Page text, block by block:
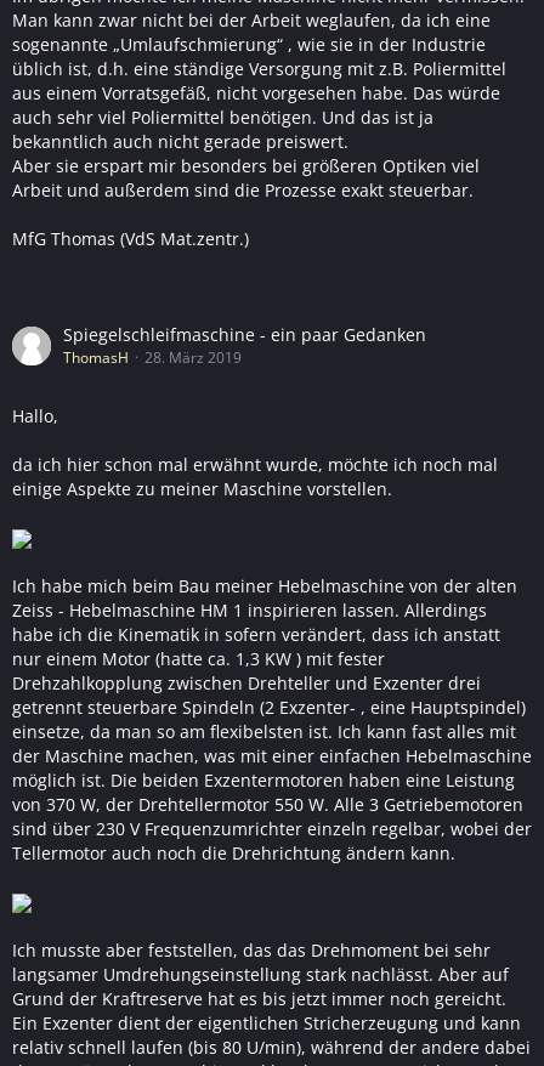
Man kann zwar nicht bei der Arbeit weglaufen, da ich eine
sogenannte „Umlaufschmierung“ , wie sie in der Industrie
üblich ist, d.h. eine ständige Versorgung mit z.B. Poliermittel
aus einem Vorratsgefäß, nicht vorgesehen habe. Das würde
auch sehr viel Poliermittel benötigen. Und das ist ja
bekanntlich auch nicht gerade preiswert.
Aber sie erspart mir besonders bei größeren Optiken viel
Arbeit und außerdem sind die Prozesse exakt steuerbar.
MfG Thomas (VdS Mat.zentr.)
Spiegelschleifmaschine - ein paar Gedanken
ThomasH 28. März 2019
Hallo,
da ich hier schon mal erwähnt wurde, möchte ich noch mal
einige Aspekte zu meiner Maschine vorstellen.
Ich habe mich beim Bau meiner Hebelmaschine von der alten
Zeiss - Hebelmaschine HM 1 inspirieren lassen. Allerdings
habe ich die Kinematik in sofern verändert, dass ich anstatt
nur einem Motor (hatte ca. 1,3 KW ) mit fester
Drehzahlkopplung zwischen Drehteller und Exzenter drei
getrennt steuerbare Spindeln (2 Exzenter- , eine Hauptspindel)
einsetze, da man so am flexibelsten ist. Ich kann fast alles mit
der Maschine machen, was mit einer einfachen Hebelmaschine
möglich ist. Die beiden Exzentermotoren haben eine Leistung
von 370 W, der Drehtellermotor 550 W. Alle 3 Getriebemotoren
sind über 230 V Frequenzumrichter einzeln regelbar, wobei der
Tellermotor auch noch die Drehrichtung ändern kann.
Ich musste aber feststellen, das das Drehmoment bei sehr
langsamer Umdrehungseinstellung stark nachlässt. Aber auf
Grund der Kraftreserve hat es bis jetzt immer noch gereicht.
Ein Exzenter dient der eigentlichen Stricherzeugung und kann
relativ schnell laufen (bis 80 U/min), während der andere dabei